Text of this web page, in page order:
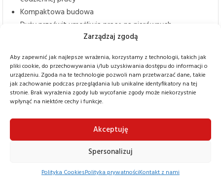
Zarządzaj zgodą
Aby zapewnić jak najlepsze wrażenia, korzystamy z technologii, takich jak
pliki cookie, do przechowywania i/lub uzyskiwania dostępu do informacji o
urządzeniu. Zgoda na te technologie pozwoli nam przetwarzać dane, takie
jak zachowanie podczas przeglądania lub unikalne identyfikatory na tej
stronie. Brak wyrażenia zgody lub wycofanie zgody może niekorzystnie
wpłynąć na niektóre cechy i funkcje.
Akceptuję
Spersonalizuj
Polityka CookiesPolityka prywatnościKontakt z nami
Kompaktowa budowa
Duży prześwit umożliwia pracę na nierównych
powierzchniach zewnętrznych
Ergonomiczne stanowisko operatora z regulowaną
kierownicą i dużą przestrzenią na nogi
Doskonała widoczność dla bezpiecznej i precyzyjnej
obsługi
Wszechstronność i komfort pracy
Model CBH 2.5 został zaprojektowany z myślą o
maksymalnej funkcjonalności i oszczędności.